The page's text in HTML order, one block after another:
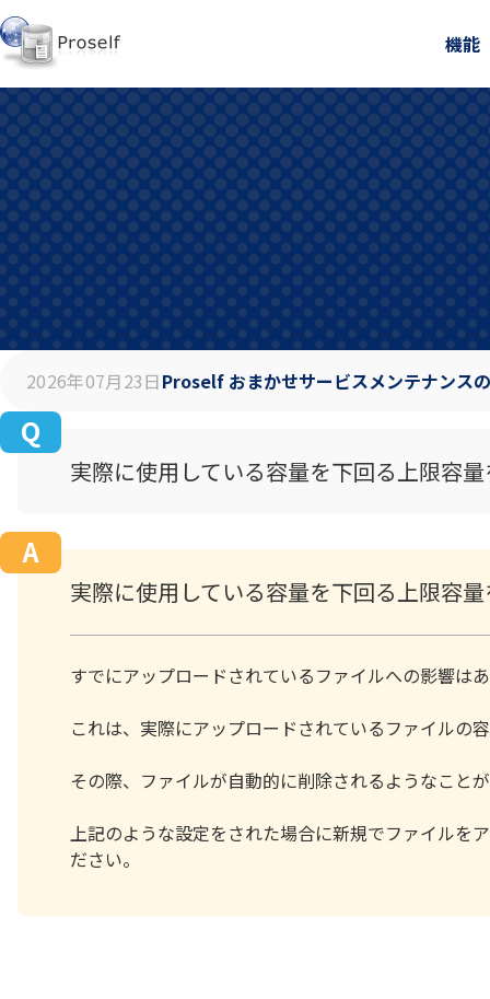
機能
2026年07月23日Proself おまかせサービスメンテナンス
実際に使用している容量を下回る上限容
実際に使用している容量を下回る上限容
すでにアップロードされているファイルへの影響は
これは、実際にアップロードされているファイルの
その際、ファイルが自動的に削除されるようなこと
上記のような設定をされた場合に新規でファイルを
ださい。